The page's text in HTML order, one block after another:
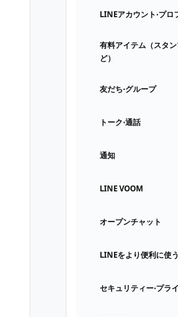
LINEアカウント⋅プロ
有料アイテム（スタ
ど）
友だち⋅グループ
トーク⋅通話
通知
LINE VOOM
オープンチャット
LINEをより便利に使う
セキュリティー⋅プラ